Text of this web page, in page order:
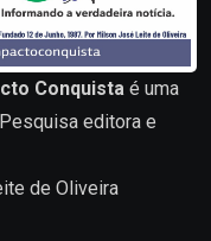
Conquista é uma
editora e
de Oliveira